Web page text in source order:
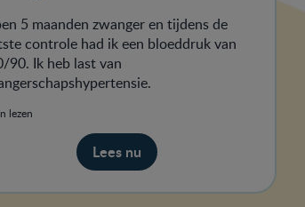
5 maanden zwanger en tijdens de
controle had ik een bloeddruk van
90. Ik heb last van
lezen
Lees nu